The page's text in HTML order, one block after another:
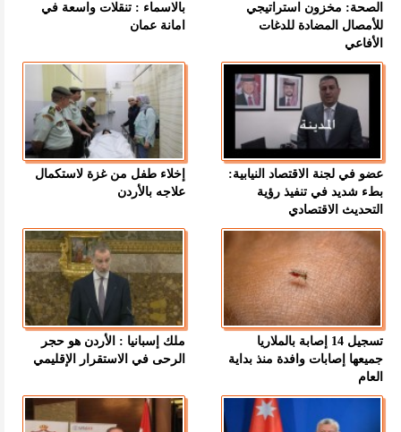
الصحة: مخزون استراتيجي
للأمصال المضادة للدغات
الأفاعي
بالاسماء : تنقلات واسعة في
امانة عمان
عضو في لجنة الاقتصاد النيابية:
بطء شديد في تنفيذ رؤية
التحديث الاقتصادي
إخلاء طفل من غزة لاستكمال
علاجه بالأردن
تسجيل 14 إصابة بالملاريا
جميعها إصابات وافدة منذ بداية
العام
ملك إسبانيا : الأردن هو حجر
الرحى في الاستقرار الإقليمي